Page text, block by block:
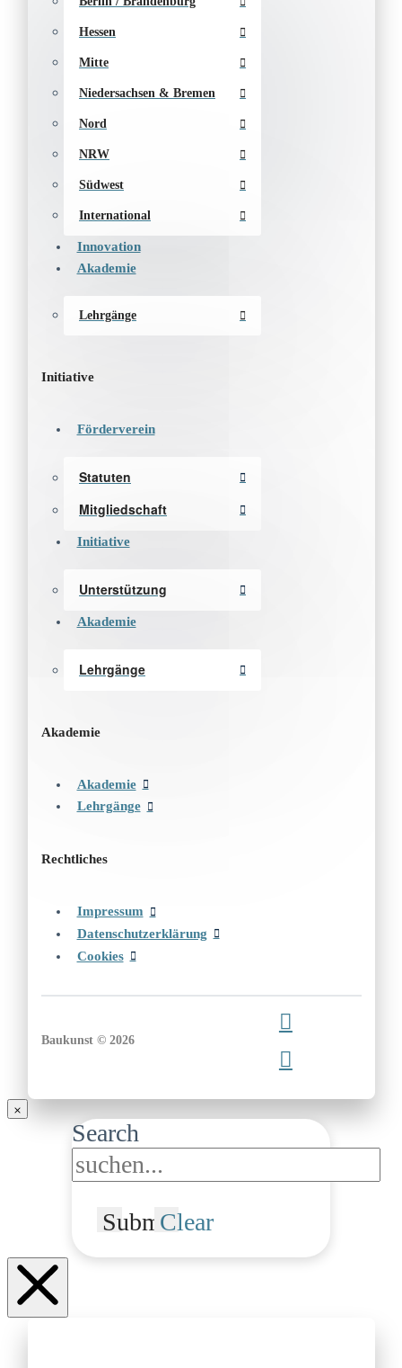
Hessen
Mitte
Niedersachsen & Bremen
Nord
NRW
Südwest
International
Innovation
Akademie
Lehrgänge
Initiative
Förderverein
Statuten
Mitgliedschaft
Initiative
Unterstützung
Akademie
Lehrgänge
Akademie
Akademie
Lehrgänge
Rechtliches
Impressum
Datenschutzerklärung
Cookies
Baukunst © 2026
Search
SubmitClear